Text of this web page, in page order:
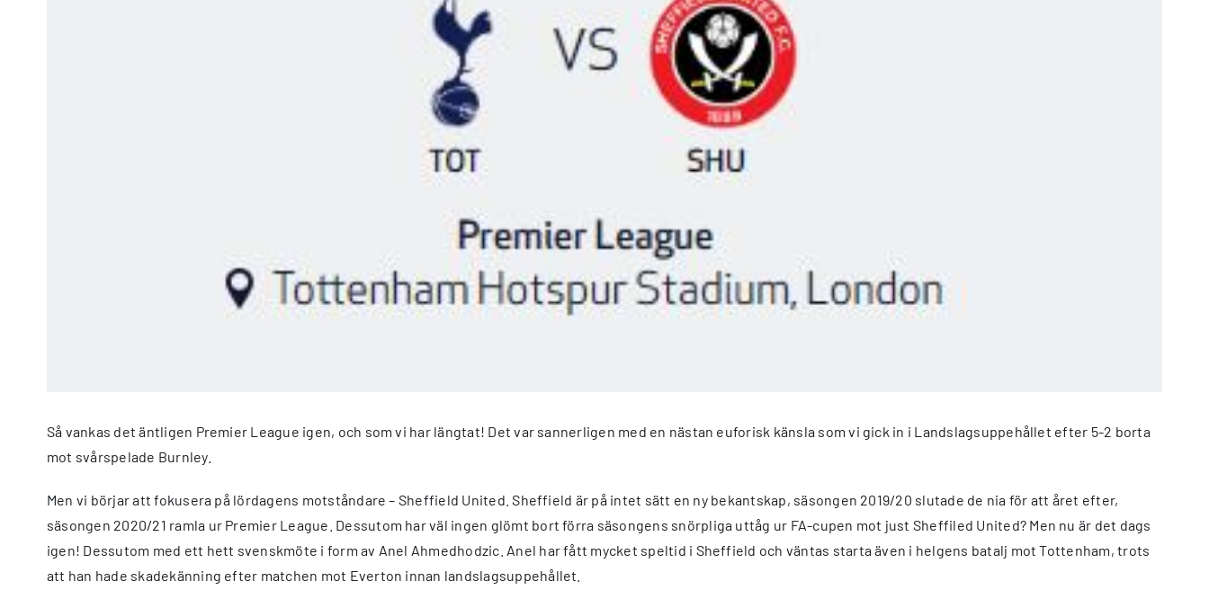
Så vankas det äntligen Premier League igen, och som vi har längtat! Det var sannerligen med en nästan euforisk känsla som vi gick in i Landslagsuppehållet efter 5-2 borta
mot svårspelade Burnley.
Men vi börjar att fokusera på lördagens motståndare – Sheffield United. Sheffield är på intet sätt en ny bekantskap, säsongen 2019/20 slutade de nia för att året efter,
säsongen 2020/21 ramla ur Premier League. Dessutom har väl ingen glömt bort förra säsongens snörpliga uttåg ur FA-cupen mot just Sheffiled United? Men nu är det dags
igen! Dessutom med ett hett svenskmöte i form av Anel Ahmedhodzic. Anel har fått mycket speltid i Sheffield och väntas starta även i helgens batalj mot Tottenham, trots
att han hade skadekänning efter matchen mot Everton innan landslagsuppehållet.